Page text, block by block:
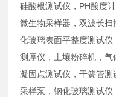
硅酸根测试仪，PH酸度
微生物采样器，双波长
化玻璃表面平整度测试
测厚仪，土壤粉碎机，
凝固点测试仪，干簧管
采样泵，钢化玻璃测试